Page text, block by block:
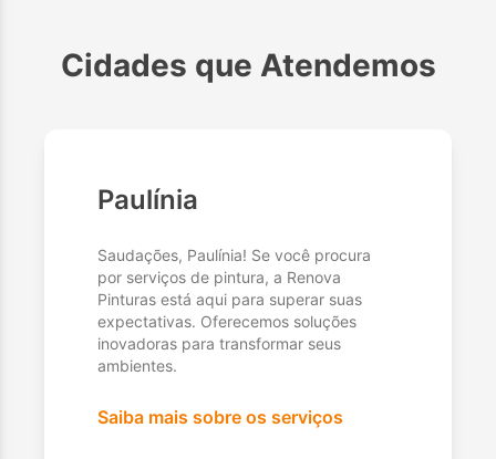
Cidades que Atendemos
Paulínia
Saudações, Paulínia! Se você procura
por serviços de pintura, a Renova
Pinturas está aqui para superar suas
expectativas. Oferecemos soluções
inovadoras para transformar seus
ambientes.
Saiba mais sobre os serviços